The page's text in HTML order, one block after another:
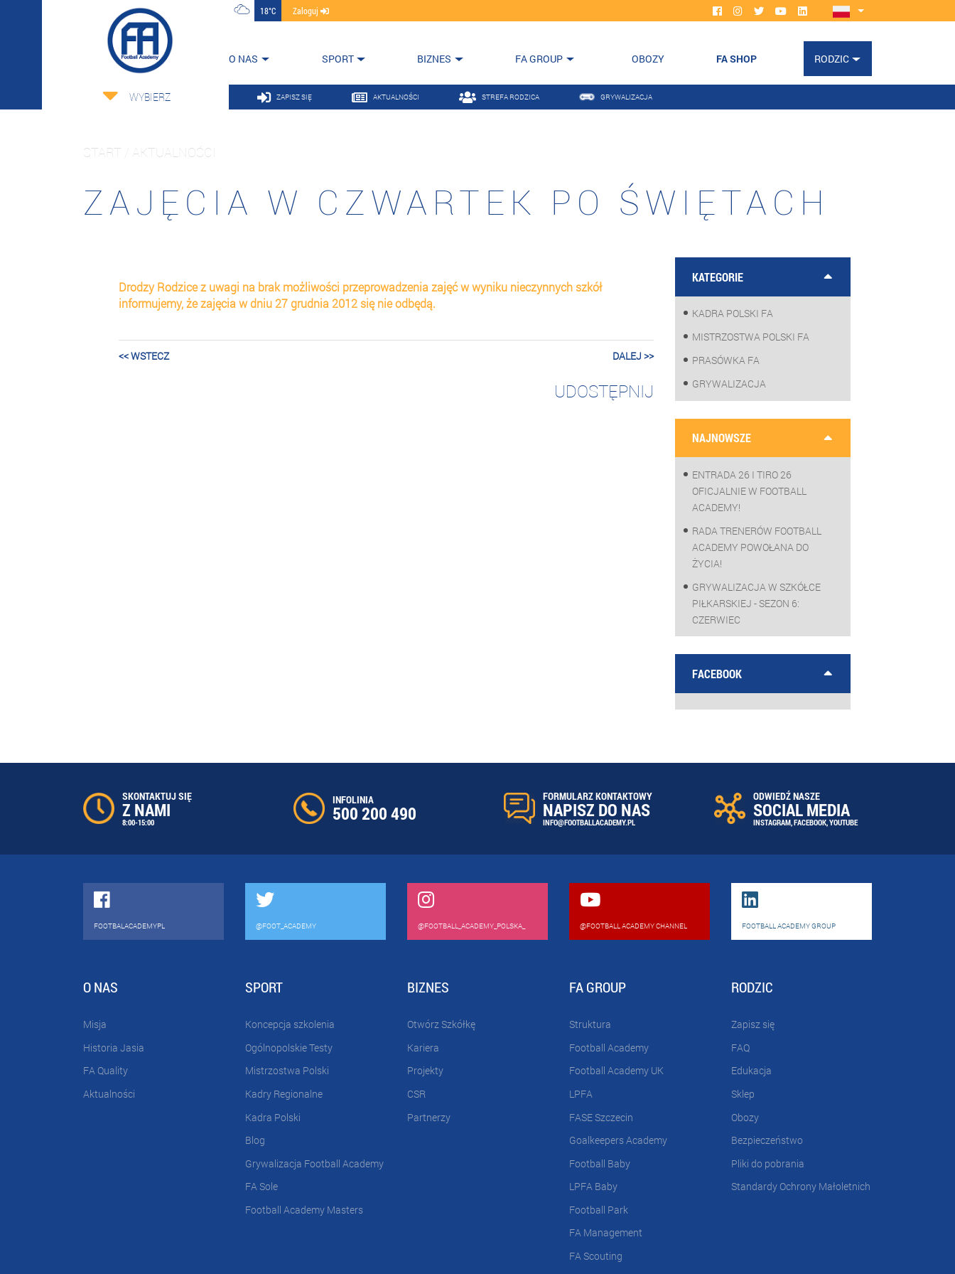
18°C Zaloguj
O NAS SPORT BIZNES FA GROUP OBOZY FA SHOP RODZIC
WYBIERZ ZAPISZ SIĘ AKTUALNOŚCI STREFA RODZICA GRYWALIZACJA
START / AKTUALNOŚCI
ZAJĘCIA W CZWARTEK PO ŚWIĘTACH
Drodzy Rodzice z uwagi na brak możliwości przeprowadzenia zajęć w wyniku nieczynnych szkół
informujemy, że zajęcia w dniu 27 grudnia 2012 się nie odbędą.
<< WSTECZ DALEJ >>
UDOSTĘPNIJ
KATEGORIE
KADRA POLSKI FA
MISTRZOSTWA POLSKI FA
PRASÓWKA FA
GRYWALIZACJA
NAJNOWSZE
ENTRADA 26 I TIRO 26
OFICJALNIE W FOOTBALL
ACADEMY!
RADA TRENERÓW FOOTBALL
ACADEMY POWOŁANA DO
ŻYCIA!
GRYWALIZACJA W SZKÓŁCE
PIŁKARSKIEJ - SEZON 6:
CZERWIEC
FACEBOOK
SKONTAKTUJ SIĘ
Z NAMI
8:00-15:00
INFOLINIA
500 200 490
FORMULARZ KONTAKTOWY
NAPISZ DO NAS
INFO@FOOTBALLACADEMY.PL
ODWIEDŹ NASZE
SOCIAL MEDIA
INSTAGRAM,FACEBOOK,YOUTUBE
FOOTBALACADEMYPL @FOOT_ACADEMY @FOOTBALL_ACADEMY_POLSKA_ @FOOTBALL ACADEMY CHANNEL FOOTBALL ACADEMY GROUP
O NAS
Misja
Historia Jasia
FA Quality
Aktualności
SPORT
Koncepcja szkolenia
Ogólnopolskie Testy
Mistrzostwa Polski
Kadry Regionalne
Kadra Polski
Blog
Grywalizacja Football Academy
FA Sole
Football Academy Masters
BIZNES
Otwórz Szkółkę
Kariera
Projekty
CSR
Partnerzy
FA GROUP
Struktura
Football Academy
Football Academy UK
LPFA
FASE Szczecin
Goalkeepers Academy
Football Baby
LPFA Baby
Football Park
FA Management
FA Scouting
RODZIC
Zapisz się
FAQ
Edukacja
Sklep
Obozy
Bezpieczeństwo
Pliki do pobrania
Standardy Ochrony Małoletnich